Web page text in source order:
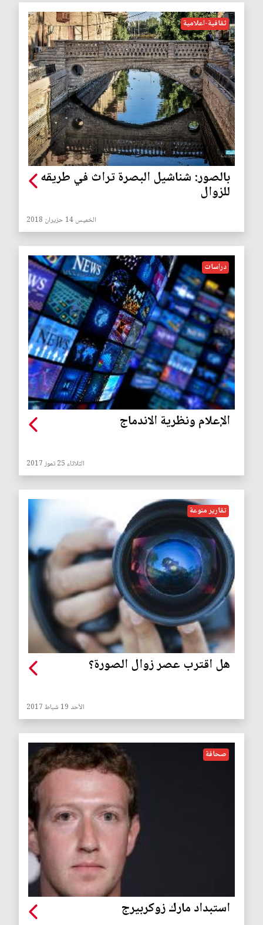
ثقافية-اعلامية
بالصور: شناشيل البصرة تراث في طريقه
للزوال
الخميس 14 حزيران 2018
دراسات
الإعلام ونظرية الاندماج
الثلاثاء 25 تموز 2017
تقارير منوعة
هل اقترب عصر زوال الصورة؟
الأحد 19 شباط 2017
صحافة
استبداد مارك زوكربيرج